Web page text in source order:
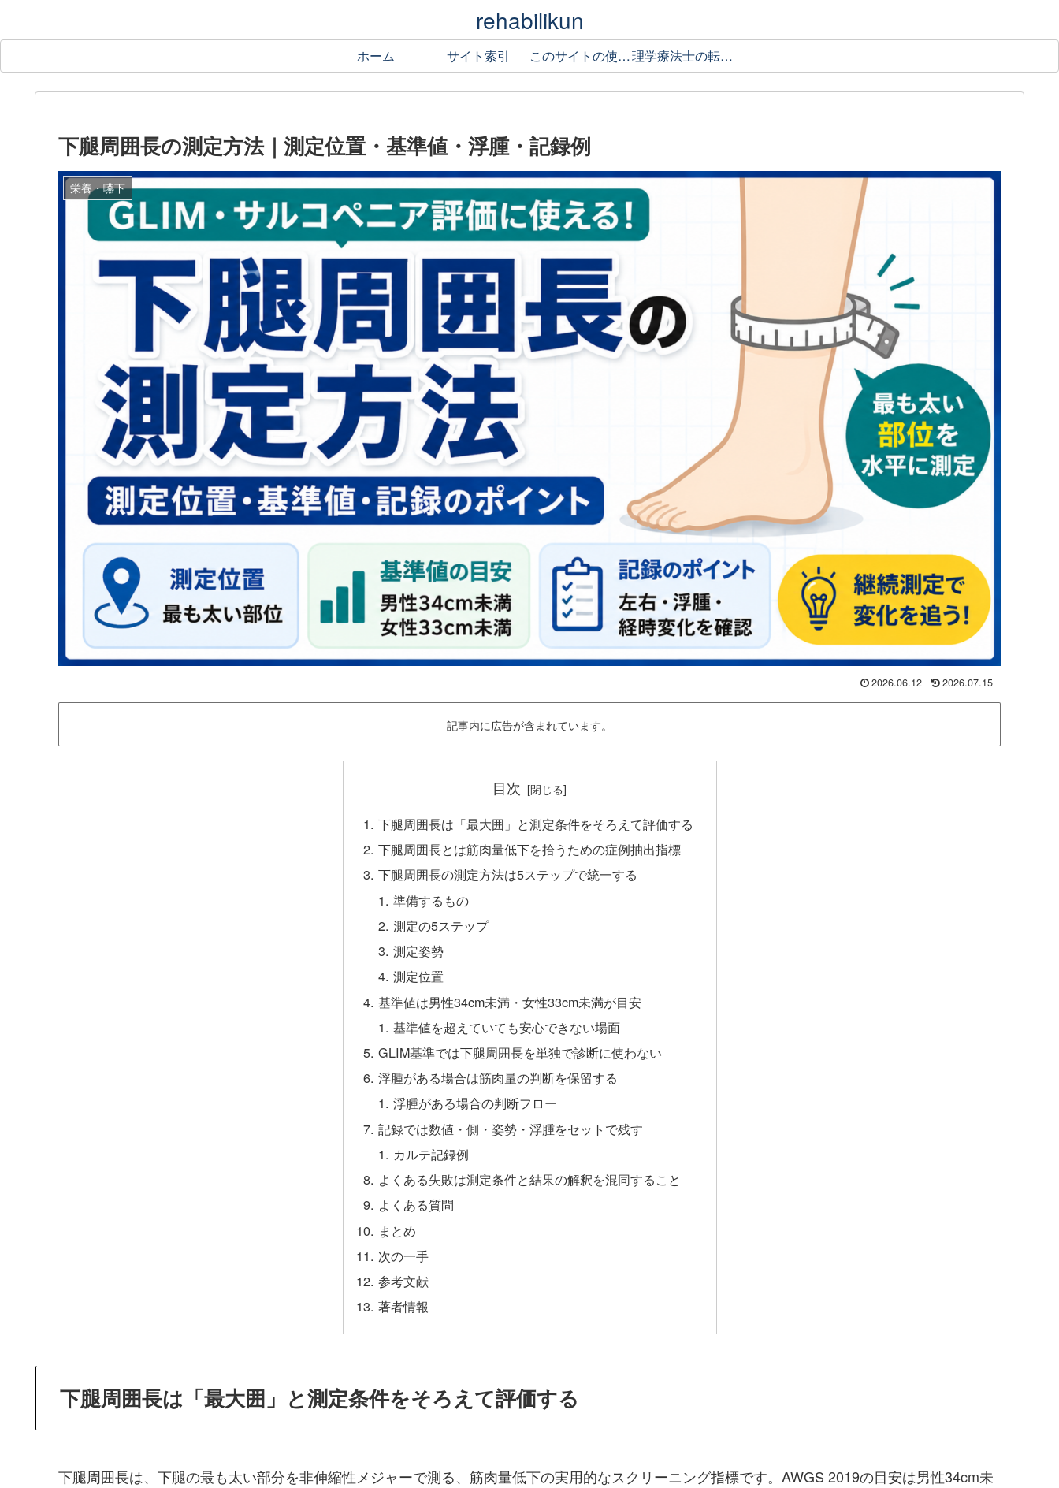
rehabilikun
ホーム サイト索引 このサイトの使い方 理学療法士の転職ガイド
下腿周囲長の測定方法｜測定位置・基準値・浮腫・記録例
栄養・嚥下
2026.06.12 2026.07.15
記事内に広告が含まれています。
目次
下腿周囲長は「最大囲」と測定条件をそろえて評価する
下腿周囲長とは筋肉量低下を拾うための症例抽出指標
下腿周囲長の測定方法は5ステップで統一する
準備するもの
測定の5ステップ
測定姿勢
測定位置
基準値は男性34cm未満・女性33cm未満が目安
基準値を超えていても安心できない場面
GLIM基準では下腿周囲長を単独で診断に使わない
浮腫がある場合は筋肉量の判断を保留する
浮腫がある場合の判断フロー
記録では数値・側・姿勢・浮腫をセットで残す
カルテ記録例
よくある失敗は測定条件と結果の解釈を混同すること
よくある質問
まとめ
次の一手
参考文献
著者情報
下腿周囲長は「最大囲」と測定条件をそろえて評価する
下腿周囲長は、下腿の最も太い部分を非伸縮性メジャーで測る、筋肉量低下の実用的なスクリーニング指標です。AWGS 2019の目安は男性34cm未